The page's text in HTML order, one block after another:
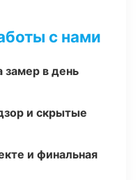
с нами
замер в день
и скрытые
и финальная